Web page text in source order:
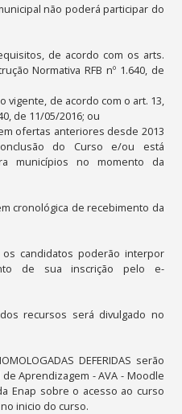
não poderá participar do
de acordo com os arts.
Normativa RFB nº 1.640, de
vigente, de acordo com o art. 13,
de 11/05/2016; ou
ofertas anteriores desde 2013
do Curso e/ou está
municípios no momento da
cronológica de recebimento da
os candidatos poderão interpor
de sua inscrição pelo e-
recursos será divulgado no
DEFERIDAS serão
Aprendizagem - AVA - Moodle
Enap sobre o acesso ao curso
inicio do curso.